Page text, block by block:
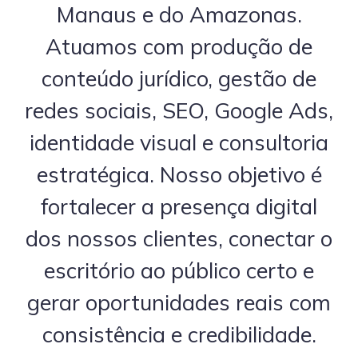
Manaus e do Amazonas.
Atuamos com produção de
conteúdo jurídico, gestão de
redes sociais, SEO, Google Ads,
identidade visual e consultoria
estratégica. Nosso objetivo é
fortalecer a presença digital
dos nossos clientes, conectar o
escritório ao público certo e
gerar oportunidades reais com
consistência e credibilidade.